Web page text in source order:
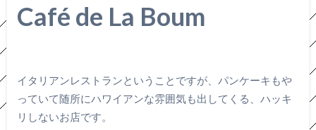
Café de La Boum
イタリアンレストランということですが、パンケーキもや
っていて随所にハワイアンな雰囲気も出してくる、ハッキ
リしないお店です。